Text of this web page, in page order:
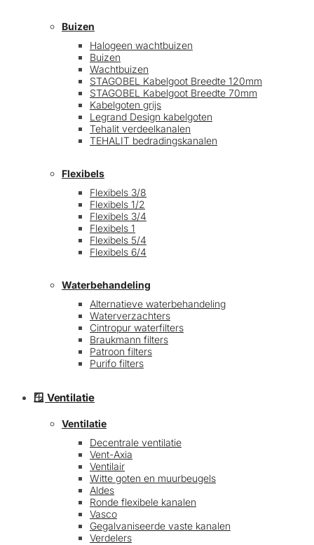
Buizen
Halogeen wachtbuizen
Buizen
Wachtbuizen
STAGOBEL Kabelgoot Breedte 120mm
STAGOBEL Kabelgoot Breedte 70mm
Kabelgoten grijs
Legrand Design kabelgoten
Tehalit verdeelkanalen
TEHALIT bedradingskanalen
Flexibels
Flexibels 3/8
Flexibels 1/2
Flexibels 3/4
Flexibels 1
Flexibels 5/4
Flexibels 6/4
Waterbehandeling
Alternatieve waterbehandeling
Waterverzachters
Cintropur waterfilters
Braukmann filters
Patroon filters
Purifo filters
🪟 Ventilatie
Ventilatie
Decentrale ventilatie
Vent-Axia
Ventilair
Witte goten en muurbeugels
Aldes
Ronde flexibele kanalen
Vasco
Gegalvaniseerde vaste kanalen
Verdelers